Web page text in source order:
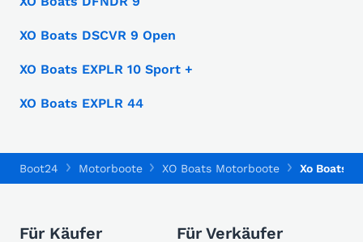
XO Boats DSCVR 9 Open
XO Boats EXPLR 10 Sport +
XO Boats EXPLR 44
Boot24 Motorboote XO Boats Motorboote Xo Boats
Für Käufer Für Verkäufer